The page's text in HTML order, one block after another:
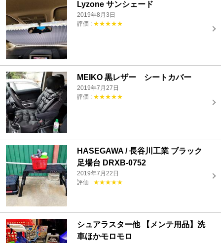
Lyzone サンシェード
2019年8月3日
評価 : ★★★★★
MEIKO 黒レザー シートカバー
2019年7月27日
評価 : ★★★★★
HASEGAWA / 長谷川工業 ブラック
足場台 DRXB-0752
2019年7月22日
評価 : ★★★★★
シュアラスター他 【メンテ用品】洗
車ほかモロモロ